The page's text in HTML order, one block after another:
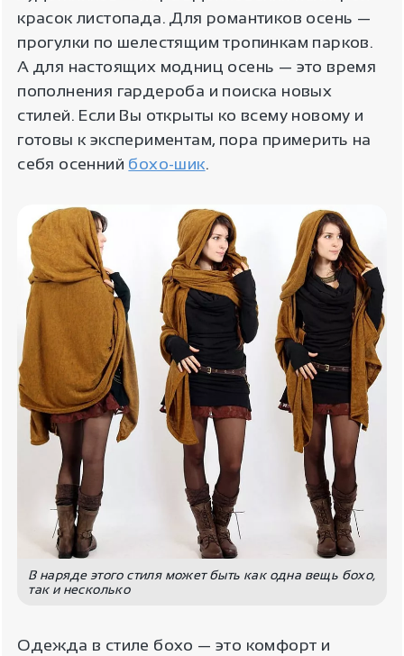
красок листопада. Для романтиков осень —
прогулки по шелестящим тропинкам парков.
А для настоящих модниц осень — это время
пополнения гардероба и поиска новых
стилей. Если Вы открыты ко всему новому и
готовы к экспериментам, пора примерить на
себя осенний бохо-шик.
В наряде этого стиля может быть как одна вещь бохо,
так и несколько
Одежда в стиле бохо — это комфорт и